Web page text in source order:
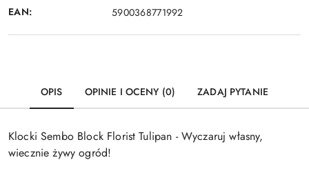
EAN: 5900368771992
OPIS OPINIE I OCENY (0) ZADAJ PYTANIE
Klocki Sembo Block Florist Tulipan - Wyczaruj własny,
wiecznie żywy ogród!